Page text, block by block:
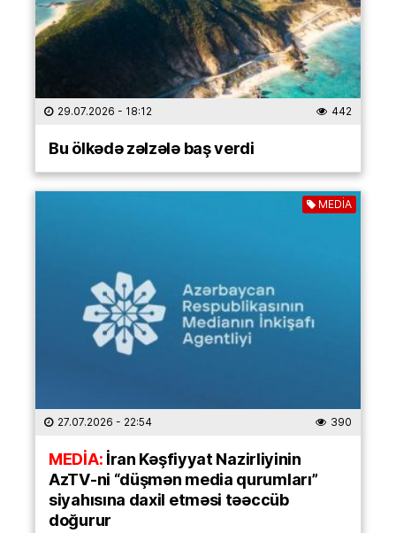
29.07.2026 - 18:12 442
Bu ölkədə zəlzələ baş verdi
MEDİA
27.07.2026 - 22:54 390
MEDİA:İran Kəşfiyyat Nazirliyinin
AzTV-ni “düşmən media qurumları”
siyahısına daxil etməsi təəccüb
doğurur